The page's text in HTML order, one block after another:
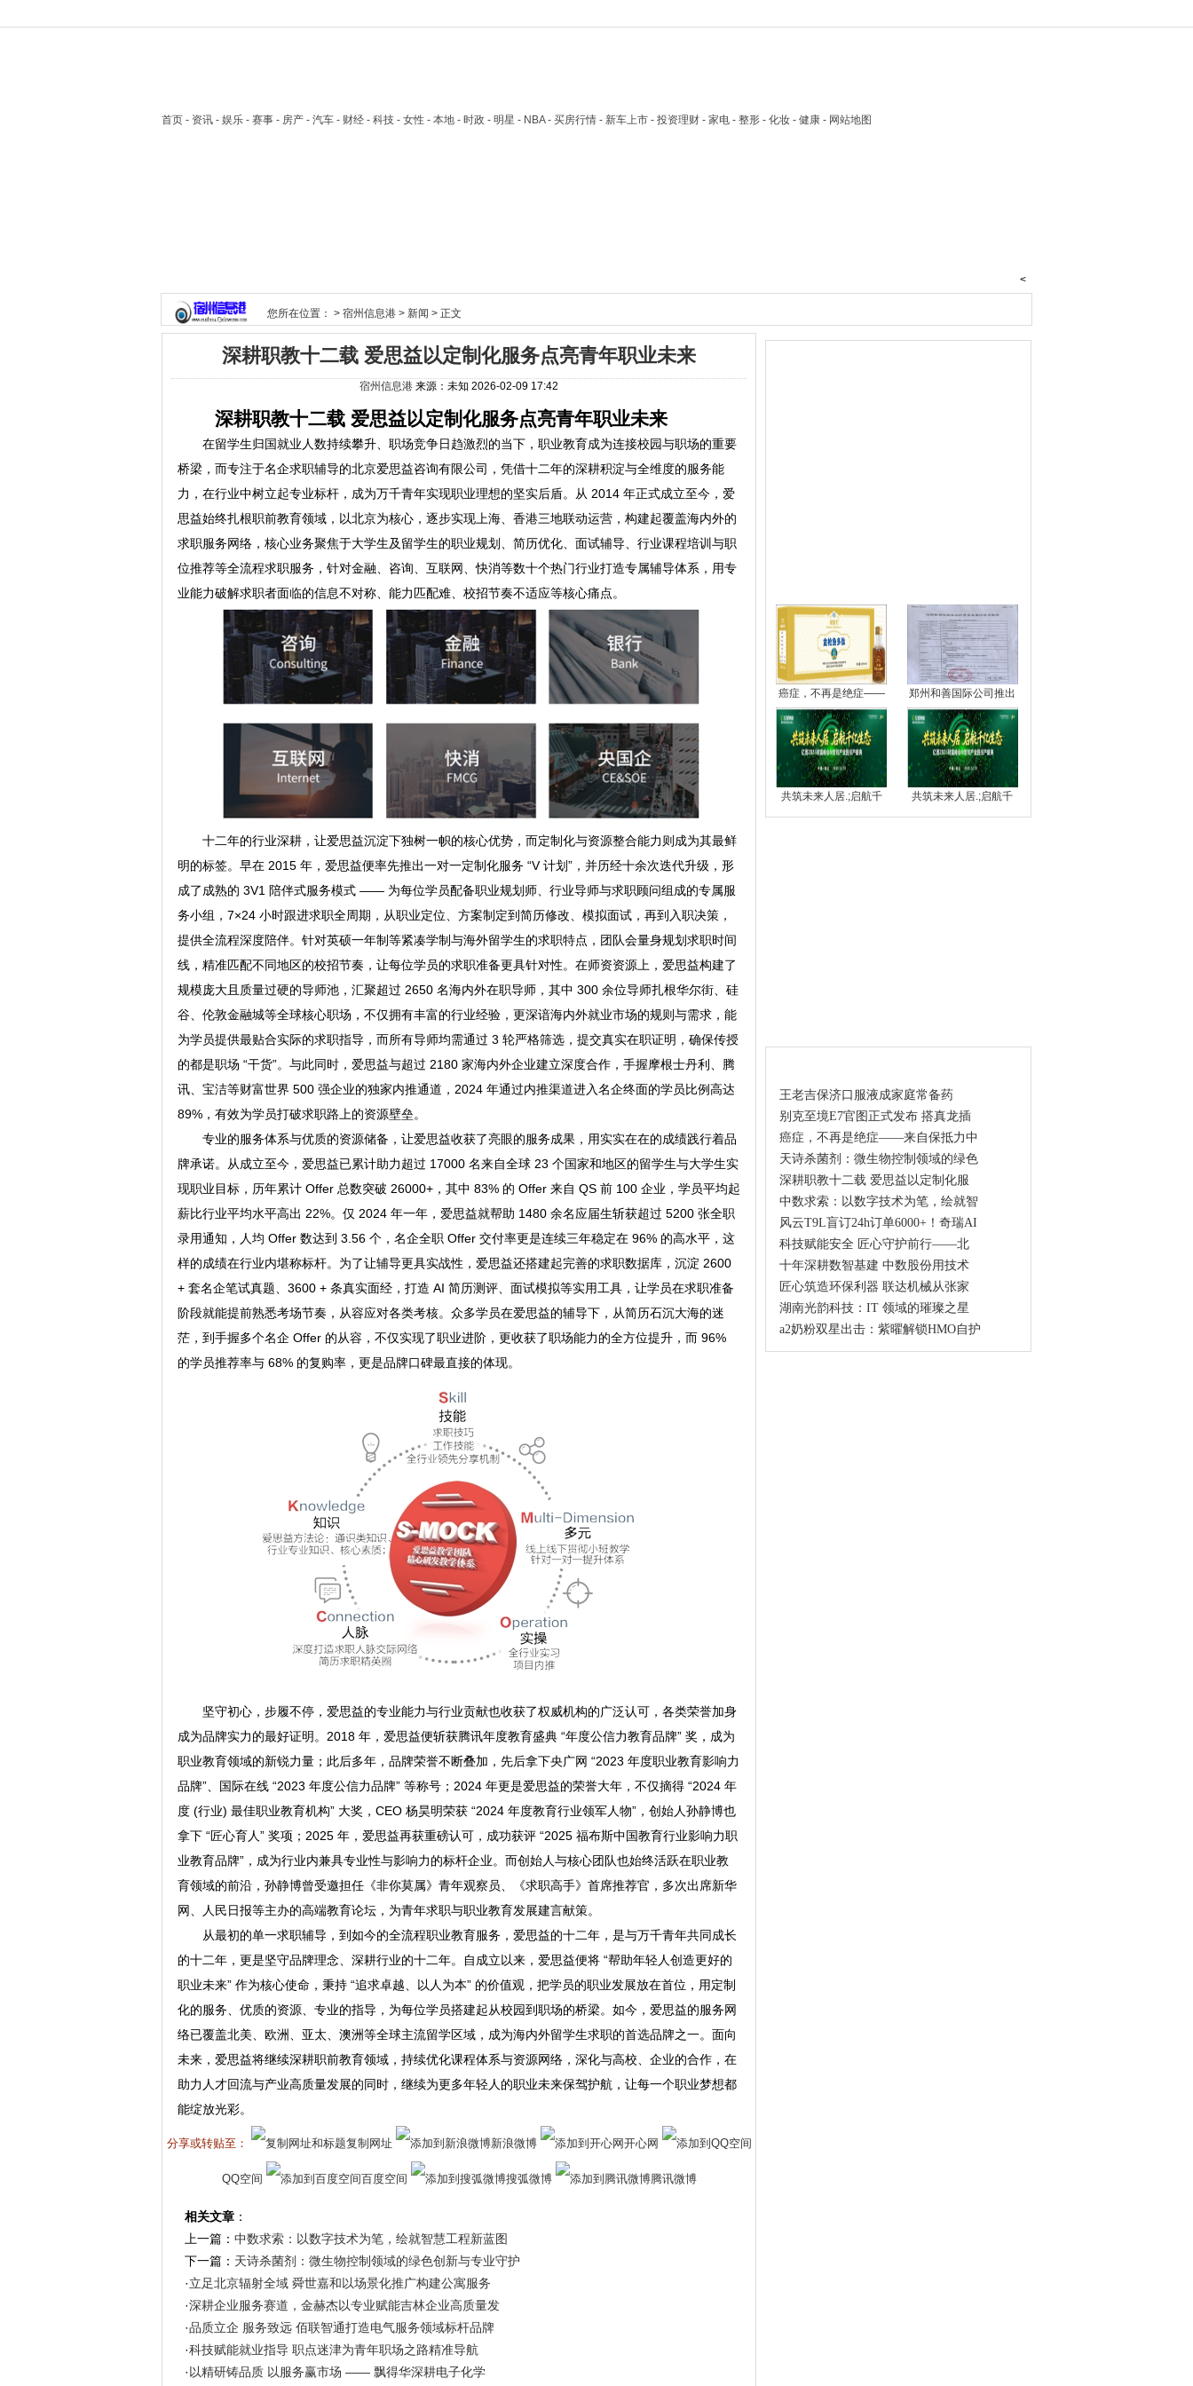
首页 - 资讯 - 娱乐 - 赛事 - 房产 - 汽车 - 财经 - 科技 - 女性 - 本地 - 时政 - 明星 - NBA - 买房行情 - 新车上市 - 投资理财 - 家电 - 整形 - 化妆 - 健康 - 网站地图
<
您所在位置： > 宿州信息港 > 新闻 > 正文
深耕职教十二载 爱思益以定制化服务点亮青年职业未来
宿州信息港 来源：未知 2026-02-09 17:42
深耕职教十二载 爱思益以定制化服务点亮青年职业未来
在留学生归国就业人数持续攀升、职场竞争日趋激烈的当下，职业教育成为连接校园与职场的重要
桥梁，而专注于名企求职辅导的北京爱思益咨询有限公司，凭借十二年的深耕积淀与全维度的服务能
力，在行业中树立起专业标杆，成为万千青年实现职业理想的坚实后盾。从 2014 年正式成立至今，爱
思益始终扎根职前教育领域，以北京为核心，逐步实现上海、香港三地联动运营，构建起覆盖海内外的
求职服务网络，核心业务聚焦于大学生及留学生的职业规划、简历优化、面试辅导、行业课程培训与职
位推荐等全流程求职服务，针对金融、咨询、互联网、快消等数十个热门行业打造专属辅导体系，用专
业能力破解求职者面临的信息不对称、能力匹配难、校招节奏不适应等核心痛点。
十二年的行业深耕，让爱思益沉淀下独树一帜的核心优势，而定制化与资源整合能力则成为其最鲜
明的标签。早在 2015 年，爱思益便率先推出一对一定制化服务 “V 计划”，并历经十余次迭代升级，形
成了成熟的 3V1 陪伴式服务模式 —— 为每位学员配备职业规划师、行业导师与求职顾问组成的专属服
务小组，7×24 小时跟进求职全周期，从职业定位、方案制定到简历修改、模拟面试，再到入职决策，
提供全流程深度陪伴。针对英硕一年制等紧凑学制与海外留学生的求职特点，团队会量身规划求职时间
线，精准匹配不同地区的校招节奏，让每位学员的求职准备更具针对性。在师资资源上，爱思益构建了
规模庞大且质量过硬的导师池，汇聚超过 2650 名海内外在职导师，其中 300 余位导师扎根华尔街、硅
谷、伦敦金融城等全球核心职场，不仅拥有丰富的行业经验，更深谙海内外就业市场的规则与需求，能
为学员提供最贴合实际的求职指导，而所有导师均需通过 3 轮严格筛选，提交真实在职证明，确保传授
的都是职场 “干货”。与此同时，爱思益与超过 2180 家海内外企业建立深度合作，手握摩根士丹利、腾
讯、宝洁等财富世界 500 强企业的独家内推通道，2024 年通过内推渠道进入名企终面的学员比例高达
89%，有效为学员打破求职路上的资源壁垒。
专业的服务体系与优质的资源储备，让爱思益收获了亮眼的服务成果，用实实在在的成绩践行着品
牌承诺。从成立至今，爱思益已累计助力超过 17000 名来自全球 23 个国家和地区的留学生与大学生实
现职业目标，历年累计 Offer 总数突破 26000+，其中 83% 的 Offer 来自 QS 前 100 企业，学员平均起
薪比行业平均水平高出 22%。仅 2024 年一年，爱思益就帮助 1480 余名应届生斩获超过 5200 张全职
录用通知，人均 Offer 数达到 3.56 个，名企全职 Offer 交付率更是连续三年稳定在 96% 的高水平，这
样的成绩在行业内堪称标杆。为了让辅导更具实战性，爱思益还搭建起完善的求职数据库，沉淀 2600
+ 套名企笔试真题、3600 + 条真实面经，打造 AI 简历测评、面试模拟等实用工具，让学员在求职准备
阶段就能提前熟悉考场节奏，从容应对各类考核。众多学员在爱思益的辅导下，从简历石沉大海的迷
茫，到手握多个名企 Offer 的从容，不仅实现了职业进阶，更收获了职场能力的全方位提升，而 96%
的学员推荐率与 68% 的复购率，更是品牌口碑最直接的体现。
坚守初心，步履不停，爱思益的专业能力与行业贡献也收获了权威机构的广泛认可，各类荣誉加身
成为品牌实力的最好证明。2018 年，爱思益便斩获腾讯年度教育盛典 “年度公信力教育品牌” 奖，成为
职业教育领域的新锐力量；此后多年，品牌荣誉不断叠加，先后拿下央广网 “2023 年度职业教育影响力
品牌”、国际在线 “2023 年度公信力品牌” 等称号；2024 年更是爱思益的荣誉大年，不仅摘得 “2024 年
度 (行业) 最佳职业教育机构” 大奖，CEO 杨昊明荣获 “2024 年度教育行业领军人物”，创始人孙静博也
拿下 “匠心育人” 奖项；2025 年，爱思益再获重磅认可，成功获评 “2025 福布斯中国教育行业影响力职
业教育品牌”，成为行业内兼具专业性与影响力的标杆企业。而创始人与核心团队也始终活跃在职业教
育领域的前沿，孙静博曾受邀担任《非你莫属》青年观察员、《求职高手》首席推荐官，多次出席新华
网、人民日报等主办的高端教育论坛，为青年求职与职业教育发展建言献策。
从最初的单一求职辅导，到如今的全流程职业教育服务，爱思益的十二年，是与万千青年共同成长
的十二年，更是坚守品牌理念、深耕行业的十二年。自成立以来，爱思益便将 “帮助年轻人创造更好的
职业未来” 作为核心使命，秉持 “追求卓越、以人为本” 的价值观，把学员的职业发展放在首位，用定制
化的服务、优质的资源、专业的指导，为每位学员搭建起从校园到职场的桥梁。如今，爱思益的服务网
络已覆盖北美、欧洲、亚太、澳洲等全球主流留学区域，成为海内外留学生求职的首选品牌之一。面向
未来，爱思益将继续深耕职前教育领域，持续优化课程体系与资源网络，深化与高校、企业的合作，在
助力人才回流与产业高质量发展的同时，继续为更多年轻人的职业未来保驾护航，让每一个职业梦想都
能绽放光彩。
分享或转贴至： 复制网址 新浪微博 开心网
QQ空间 百度空间 搜弧微博 腾讯微博
相关文章 ：
上一篇： 中数求索：以数字技术为笔，绘就智慧工程新蓝图
下一篇： 天诗杀菌剂：微生物控制领域的绿色创新与专业守护
·立足北京辐射全域 舜世嘉和以场景化推广构建公寓服务
·深耕企业服务赛道，金赫杰以专业赋能吉林企业高质量发
·品质立企 服务致远 佰联智通打造电气服务领域标杆品牌
·科技赋能就业指导 职点迷津为青年职场之路精准导航
· 以精研铸品质 以服务赢市场 —— 飘得华深耕电子化学
癌症，不再是绝症—— 郑州和善国际公司推出
共筑未来人居.;启航千 共筑未来人居.;启航千
王老吉保济口服液成家庭常备药
别克至境E7官图正式发布 搭真龙插
癌症，不再是绝症——来自保抵力中
天诗杀菌剂：微生物控制领域的绿色
深耕职教十二载 爱思益以定制化服
中数求索：以数字技术为笔，绘就智
风云T9L盲订24h订单6000+！奇瑞AI
科技赋能安全 匠心守护前行——北
十年深耕数智基建 中数股份用技术
匠心筑造环保利器 联达机械从张家
湖南光韵科技：IT 领域的璀璨之星
a2奶粉双星出击：紫曜解锁HMO自护